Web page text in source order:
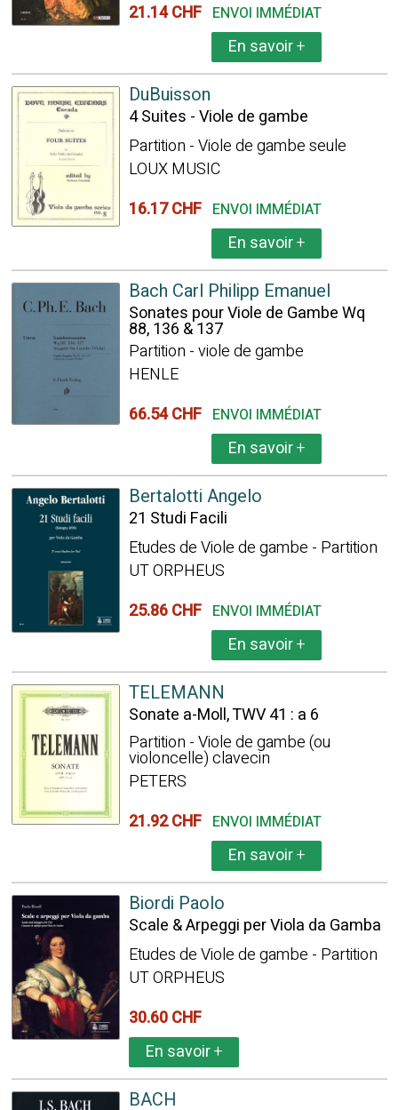
21.14 CHF ENVOI IMMÉDIAT
En savoir+
DuBuisson
4 Suites - Viole de gambe
Partition - Viole de gambe seule
LOUX MUSIC
16.17 CHF ENVOI IMMÉDIAT
En savoir+
Bach Carl Philipp Emanuel
Sonates pour Viole de Gambe Wq
88, 136 & 137
Partition - viole de gambe
HENLE
66.54 CHF ENVOI IMMÉDIAT
En savoir+
Bertalotti Angelo
21 Studi Facili
Etudes de Viole de gambe - Partition
UT ORPHEUS
25.86 CHF ENVOI IMMÉDIAT
En savoir+
TELEMANN
Sonate a-Moll, TWV 41 : a 6
Partition - Viole de gambe (ou
violoncelle) clavecin
PETERS
21.92 CHF ENVOI IMMÉDIAT
En savoir+
Biordi Paolo
Scale & Arpeggi per Viola da Gamba
Etudes de Viole de gambe - Partition
UT ORPHEUS
30.60 CHF
En savoir+
BACH